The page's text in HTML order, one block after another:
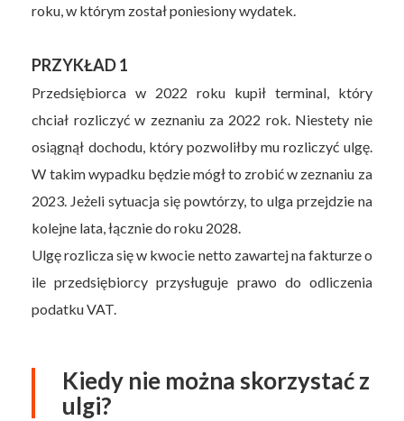
roku, w którym został poniesiony wydatek.
PRZYKŁAD 1
Przedsiębiorca w 2022 roku kupił terminal, który
chciał rozliczyć w zeznaniu za 2022 rok. Niestety nie
osiągnął dochodu, który pozwoliłby mu rozliczyć ulgę.
W takim wypadku będzie mógł to zrobić w zeznaniu za
2023. Jeżeli sytuacja się powtórzy, to ulga przejdzie na
kolejne lata, łącznie do roku 2028.
Ulgę rozlicza się w kwocie netto zawartej na fakturze o
ile przedsiębiorcy przysługuje prawo do odliczenia
podatku VAT.
Kiedy nie można skorzystać z
ulgi?